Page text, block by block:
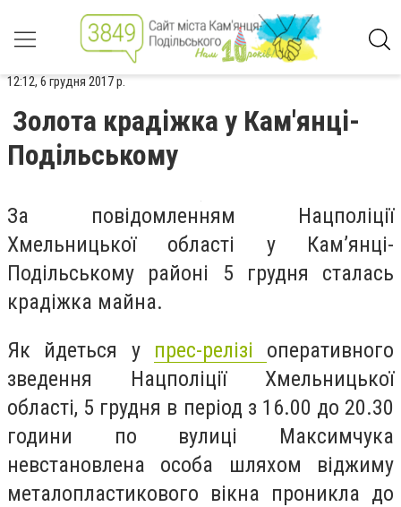
12:12, 6 грудня 2017 р.
Золота крадіжка у Кам'янці-
Подільському
За повідомленням Нацполіції
Хмельницької області у Кам’янці-
Подільському районі 5 грудня сталась
крадіжка майна.
Як йдеться у прес-релізі оперативного
зведення Нацполіції Хмельницької
області, 5 грудня в період з 16.00 до 20.30
години по вулиці Максимчука
невстановлена особа шляхом віджиму
металопластикового вікна проникла до